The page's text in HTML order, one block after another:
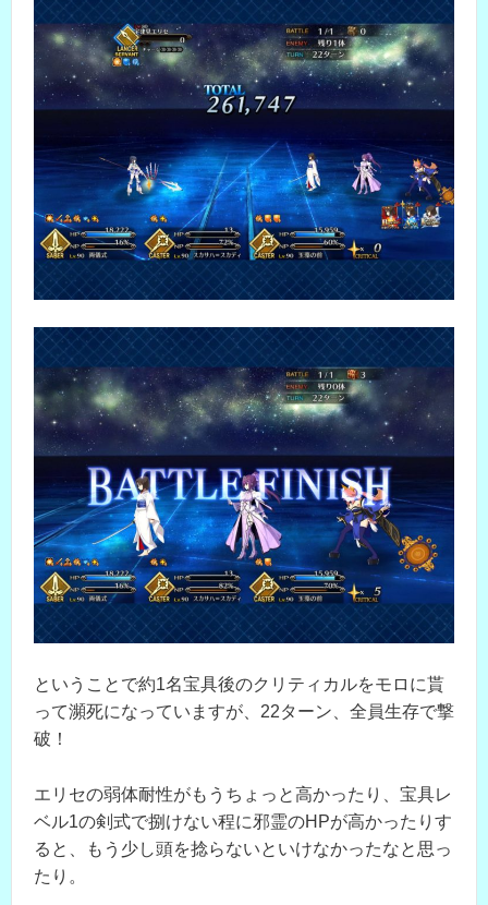
ということで約1名宝具後のクリティカルをモロに貰
って瀕死になっていますが、22ターン、全員生存で撃
破！
エリセの弱体耐性がもうちょっと高かったり、宝具レ
ベル1の剣式で捌けない程に邪霊のHPが高かったりす
ると、もう少し頭を捻らないといけなかったなと思っ
たり。